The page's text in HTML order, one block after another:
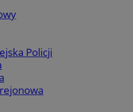
Policji